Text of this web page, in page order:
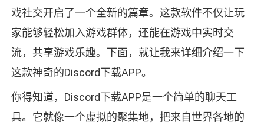
戏社交开启了一个全新的篇章。这款软件不仅让玩
家能够轻松加入游戏群体，还能在游戏中实时交
流，共享游戏乐趣。下面，就让我来详细介绍一下
这款神奇的Discord下载APP。
你得知道，Discord下载APP是一个简单的聊天工
具。它就像一个虚拟的聚集地，把来自世界各地的